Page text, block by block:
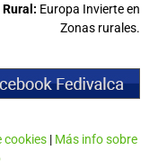
Europa Invierte en
Zonas rurales.
cookies | Más info sobre